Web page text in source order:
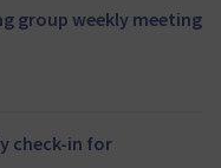
group weekly meeting
check-in for